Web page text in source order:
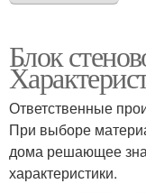
Блок
Ответственные
При выборе
дома решающее
характеристики.